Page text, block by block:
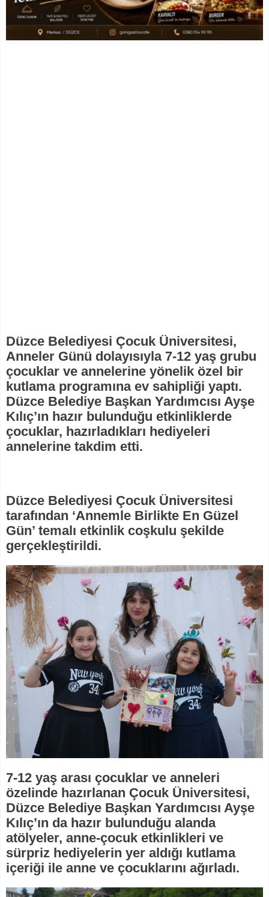
Düzce Belediyesi Çocuk Üniversitesi,
Anneler Günü dolayısıyla 7-12 yaş grubu
çocuklar ve annelerine yönelik özel bir
kutlama programına ev sahipliği yaptı.
Düzce Belediye Başkan Yardımcısı Ayşe
Kılıç’ın hazır bulunduğu etkinliklerde
çocuklar, hazırladıkları hediyeleri
annelerine takdim etti.
Düzce Belediyesi Çocuk Üniversitesi
tarafından ‘Annemle Birlikte En Güzel
Gün’ temalı etkinlik coşkulu şekilde
gerçekleştirildi.
7-12 yaş arası çocuklar ve anneleri
özelinde hazırlanan Çocuk Üniversitesi,
Düzce Belediye Başkan Yardımcısı Ayşe
Kılıç’ın da hazır bulunduğu alanda
atölyeler, anne-çocuk etkinlikleri ve
sürpriz hediyelerin yer aldığı kutlama
içeriği ile anne ve çocuklarını ağırladı.